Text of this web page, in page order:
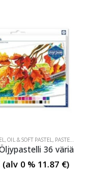
JA VAHAKYNÄT
,OIL & SOFT PASTEL, PASTELLI- JA VAHAKYNÄT
36 väriä
(alv 0 % 11.87 €)